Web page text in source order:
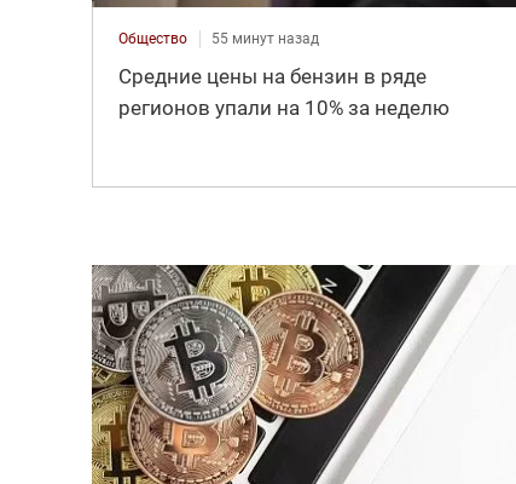
Общество 55 минут назад
Средние цены на бензин в ряде
регионов упали на 10% за неделю